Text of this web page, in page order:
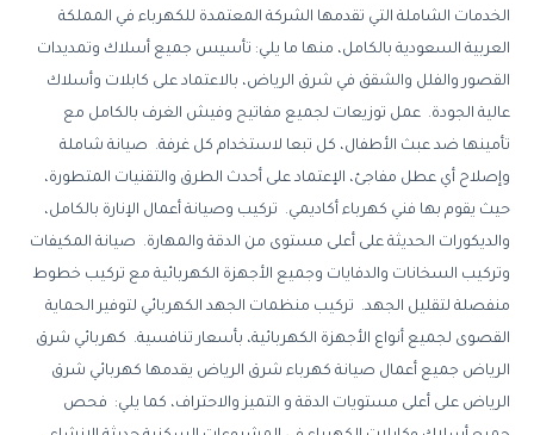
الخدمات الشاملة التي تقدمها الشركة المعتمدة للكهرباء في المملكة
العربية السعودية بالكامل، منها ما يلي: تأسيس جميع أسلاك وتمديدات
القصور والفلل والشقق في شرق الرياض، بالاعتماد على كابلات وأسلاك
عالية الجودة. عمل توزيعات لجميع مفاتيح وفيش الغرف بالكامل مع
تأمينها ضد عبث الأطفال، كل تبعا لاستخدام كل غرفة. صيانة شاملة
وإصلاح أي عطل مفاجئ، الإعتماد على أحدث الطرق والتقنيات المتطورة،
حيث يقوم بها فني كهرباء أكاديمي. تركيب وصيانة أعمال الإنارة بالكامل،
والديكورات الحديثة على أعلى مستوى من الدقة والمهارة. صيانة المكيفات
وتركيب السخانات والدفايات وجميع الأجهزة الكهربائية مع تركيب خطوط
منفصلة لتقليل الجهد. تركيب منظمات الجهد الكهربائي لتوفير الحماية
القصوى لجميع أنواع الأجهزة الكهربائية، بأسعار تنافسية. كهربائي شرق
الرياض جميع أعمال صيانة كهرباء شرق الرياض يقدمها كهربائي شرق
الرياض على أعلى مستويات الدقة و التميز والاحتراف، كما يلي: فحص